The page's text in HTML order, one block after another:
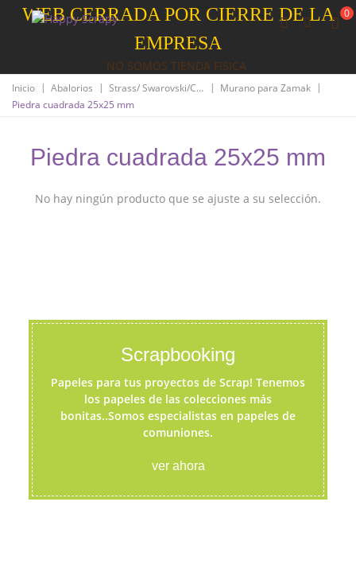
WEB CERRADA POR CIERRE DE LA
EMPRESA
NO SOMOS TIENDA FISICA
0
Inicio | Abalorios | Strass/ Swarovski/Cristal | Murano para Zamak |
Piedra cuadrada 25x25 mm
Piedra cuadrada 25x25 mm
No hay ningún producto que se ajuste a su selección.
Scrapbooking
Papeles para tus proyectos de Scrap! Tenemos
los papeles de las colecciones más
bonitas..Somos especialistas en papeles de
comuniones.
ver ahora